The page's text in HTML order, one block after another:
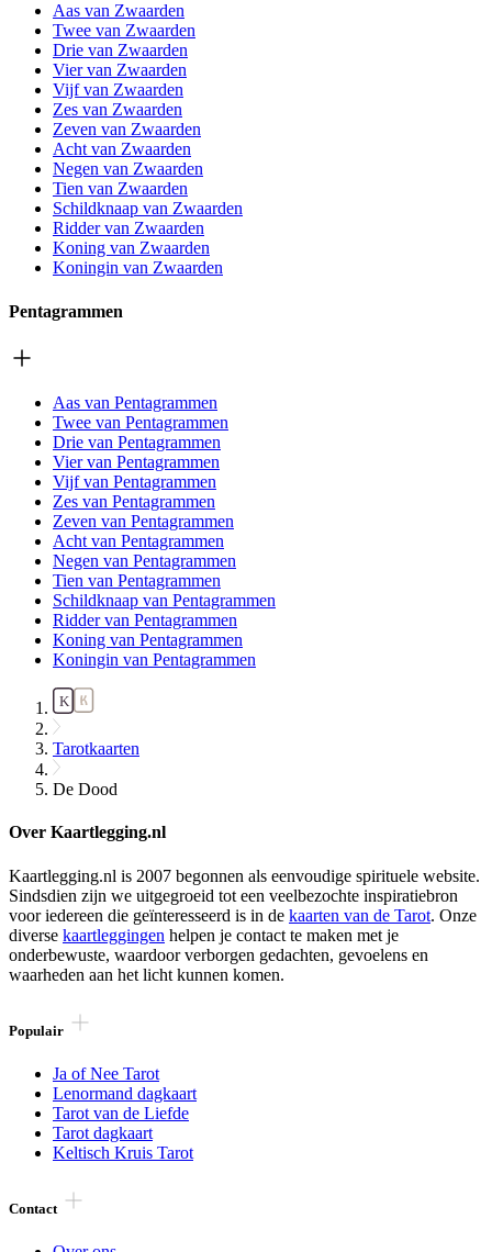
Aas van Zwaarden
Twee van Zwaarden
Drie van Zwaarden
Vier van Zwaarden
Vijf van Zwaarden
Zes van Zwaarden
Zeven van Zwaarden
Acht van Zwaarden
Negen van Zwaarden
Tien van Zwaarden
Schildknaap van Zwaarden
Ridder van Zwaarden
Koning van Zwaarden
Koningin van Zwaarden
Pentagrammen
Aas van Pentagrammen
Twee van Pentagrammen
Drie van Pentagrammen
Vier van Pentagrammen
Vijf van Pentagrammen
Zes van Pentagrammen
Zeven van Pentagrammen
Acht van Pentagrammen
Negen van Pentagrammen
Tien van Pentagrammen
Schildknaap van Pentagrammen
Ridder van Pentagrammen
Koning van Pentagrammen
Koningin van Pentagrammen
Tarotkaarten
De Dood
Over Kaartlegging.nl
Kaartlegging.nl is 2007 begonnen als eenvoudige spirituele website.
Sindsdien zijn we uitgegroeid tot een veelbezochte inspiratiebron
voor iedereen die geïnteresseerd is in de kaarten van de Tarot. Onze
diverse kaartleggingen helpen je contact te maken met je
onderbewuste, waardoor verborgen gedachten, gevoelens en
waarheden aan het licht kunnen komen.
Populair
Ja of Nee Tarot
Lenormand dagkaart
Tarot van de Liefde
Tarot dagkaart
Keltisch Kruis Tarot
Contact